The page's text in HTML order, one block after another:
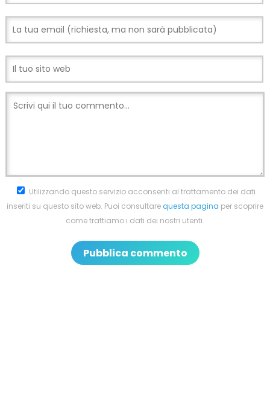
Utilizzando questo servizio acconsenti al trattamento dei dati
inseriti su questo sito web. Puoi consultarequesta pagina per scoprire
come trattiamo i dati dei nostri utenti.